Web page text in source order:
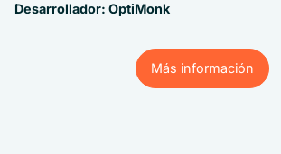
Desarrollador: OptiMonk
Más información
Más información